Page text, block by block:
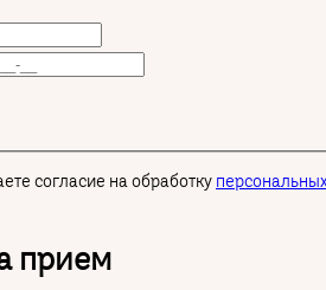
согласие на обработку
прием